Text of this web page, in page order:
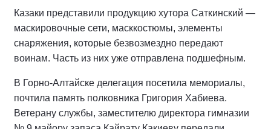
Казаки представили продукцию хутора Саткинский —
маскировочные сети, масккостюмы, элементы
снаряжения, которые безвозмездно передают
воинам. Часть из них уже отправлена подшефным.
В Горно-Алтайске делегация посетила мемориалы,
почтила память полковника Григория Хабиева.
Ветерану службы, заместителю директора гимназии